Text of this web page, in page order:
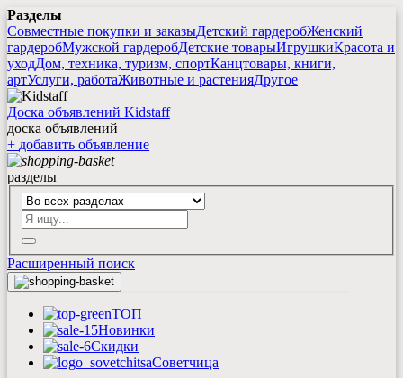
Разделы
Совместные покупки и заказыДетский гардеробЖенский
гардеробМужской гардеробДетские товарыИгрушкиКрасота и
уходДом, техника, туризм, спортКанцтовары, книги,
артУслуги, работаЖивотные и растенияДругое
Доска объявлений Kidstaff
доска объявлений
+ добавить объявление
разделы
Расширенный поиск
ТОП
Новинки
Скидки
Советчица